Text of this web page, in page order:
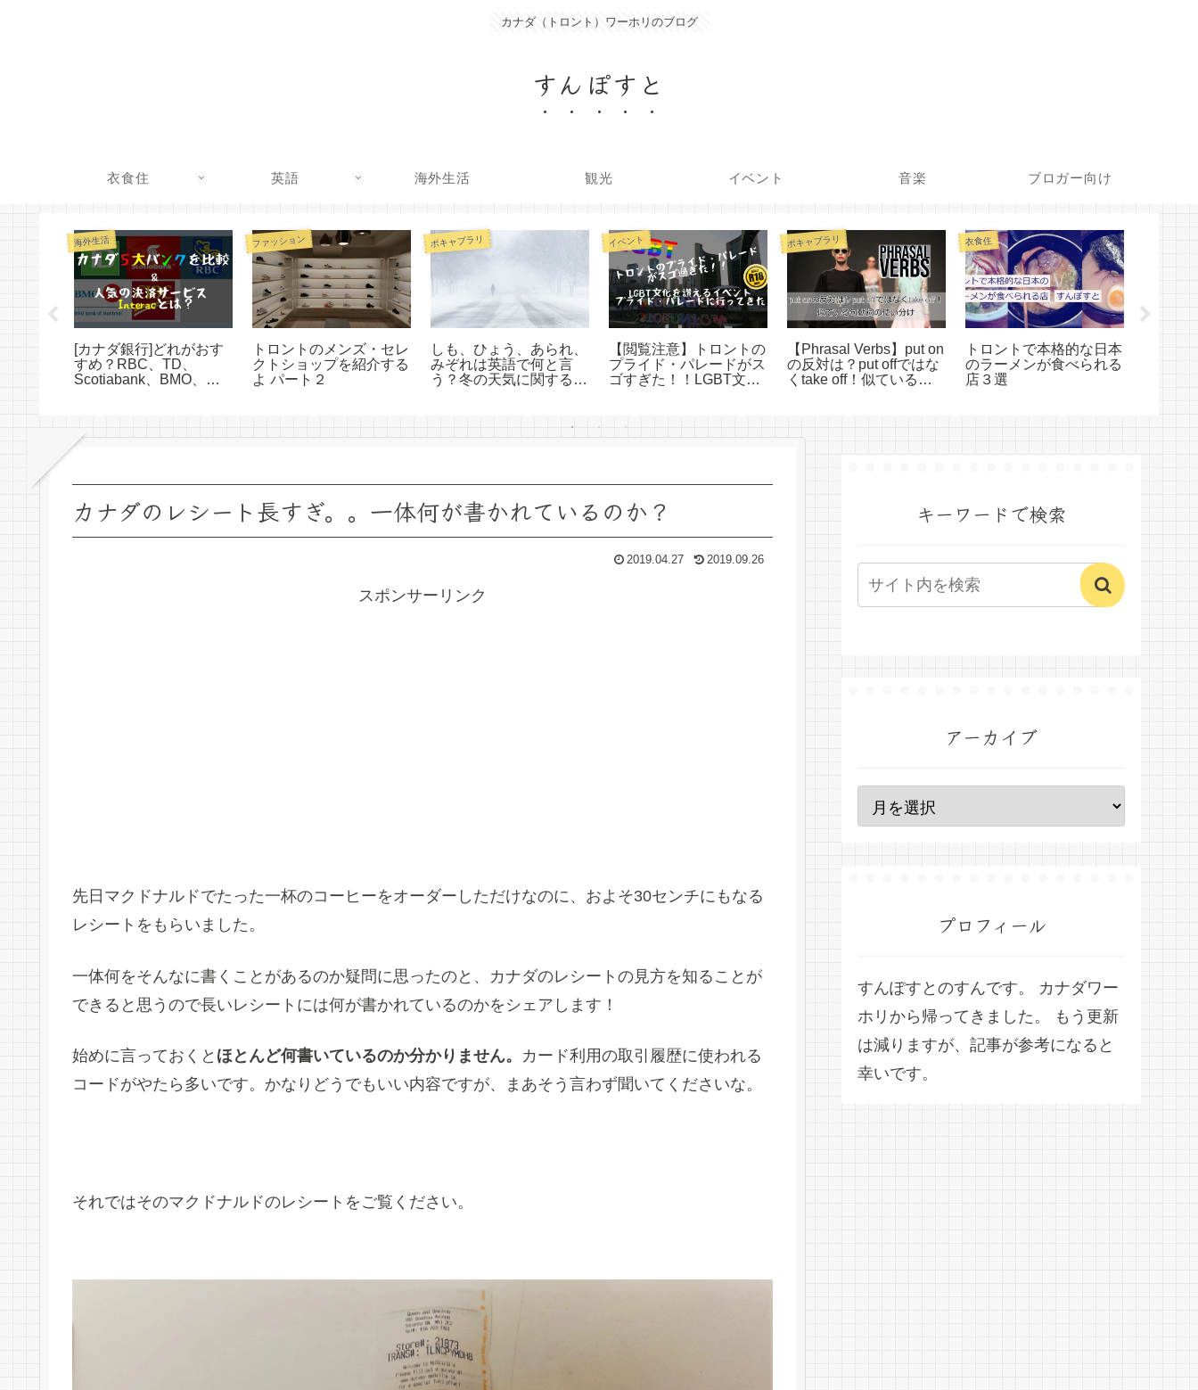
カナダ（トロント）ワーホリのブログ
すんぽすと
衣食住 英語 海外生活 観光 イベント 音楽 ブロガー向け
海外生活
[カナダ銀行]どれがおす
すめ？RBC、TD、
Scotiabank、BMO、
ファッション
トロントのメンズ・セレ
クトショップを紹介する
よ パート２
ボキャブラリ
しも、ひょう、あられ、
みぞれは英語で何と言
う？冬の天気に関する英
イベント
【閲覧注意】トロントの
プライド・パレードがス
ゴすぎた！！LGBT文化
きた
ボキャブラリ
【Phrasal Verbs】put on
の反対は？put offではな
くtake off！似ている句
衣食住
トロントで本格的な日本
のラーメンが食べられる
店３選
カナダのレシート長すぎ。。一体何が書かれているのか？
2019.04.27 2019.09.26
スポンサーリンク
先日マクドナルドでたった一杯のコーヒーをオーダーしただけなのに、およそ30センチにもなる
レシートをもらいました。
一体何をそんなに書くことがあるのか疑問に思ったのと、カナダのレシートの見方を知ることが
できると思うので長いレシートには何が書かれているのかをシェアします！
始めに言っておくと ほとんど何書いているのか分かりません。 カード利用の取引履歴に使われる
コードがやたら多いです。かなりどうでもいい内容ですが、まあそう言わず聞いてくださいな。
それではそのマクドナルドのレシートをご覧ください。
キーワードで検索
アーカイブ
プロフィール
すんぽすとのすんです。 カナダワー
ホリから帰ってきました。 もう更新
は減りますが、記事が参考になると
幸いです。